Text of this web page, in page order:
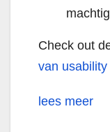
Check out
van
lees meer